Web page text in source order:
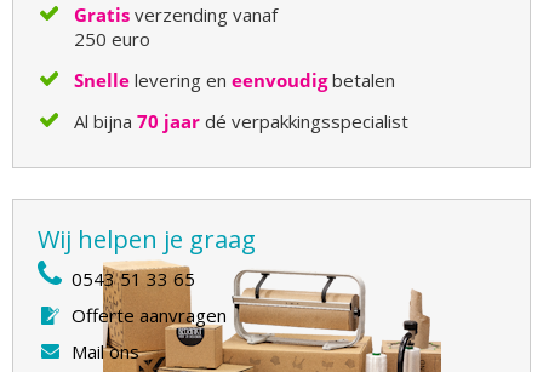
Gratis verzending vanaf
250 euro
Snelle levering en eenvoudigbetalen
Al bijna 70 jaar dé verpakkingsspecialist
Wij helpen je graag
0543 51 33 65
Offerte aanvragen
Mail ons